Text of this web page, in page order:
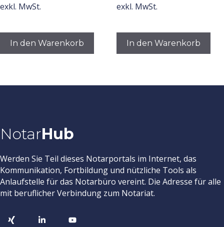
exkl. MwSt.
In den Warenkorb
exkl. MwSt.
In den Warenkorb
NotarHub
Werden Sie Teil dieses Notarportals im Internet, das
Kommunikation, Fortbildung und nützliche Tools als
Anlaufstelle für das Notarbüro vereint. Die Adresse für alle
mit beruflicher Verbindung zum Notariat.